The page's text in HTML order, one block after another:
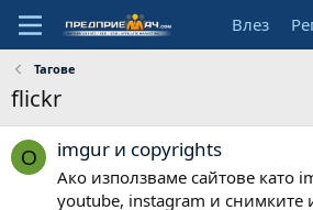
Влез
Тагове
flickr
O imgur и copyrights
Ако използваме сайтове като
youtube, instagram и снимките